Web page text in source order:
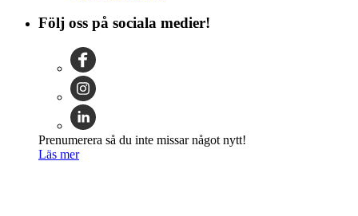
Följ oss på sociala medier!
Prenumerera så du inte missar något nytt!
Läs mer